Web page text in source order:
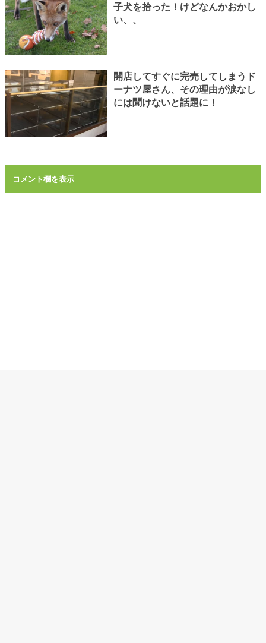
子犬を拾った！けどなんかおかし
い、、
開店してすぐに完売してしまうド
ーナツ屋さん、その理由が涙なし
には聞けないと話題に！
コメント欄を表示